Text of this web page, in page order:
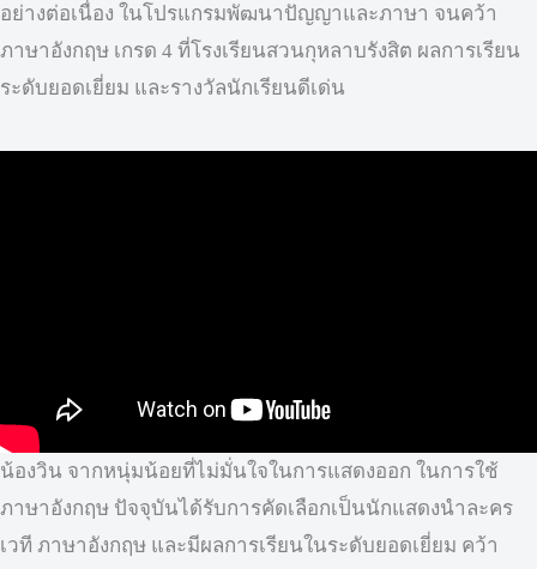
อย่างต่อเนื่อง ในโปรแกรมพัฒนาปัญญาและภาษา จนคว้า
ภาษาอังกฤษ เกรด 4 ที่โรงเรียนสวนกุหลาบรังสิต ผลการเรียน
ระดับยอดเยี่ยม และรางวัลนักเรียนดีเด่น
น้องวิน จากหนุ่มน้อยที่ไม่มั่นใจในการแสดงออก ในการใช้
ภาษาอังกฤษ ปัจจุบันได้รับการคัดเลือกเป็นนักแสดงนำละคร
เวที ภาษาอังกฤษ และมีผลการเรียนในระดับยอดเยี่ยม คว้า